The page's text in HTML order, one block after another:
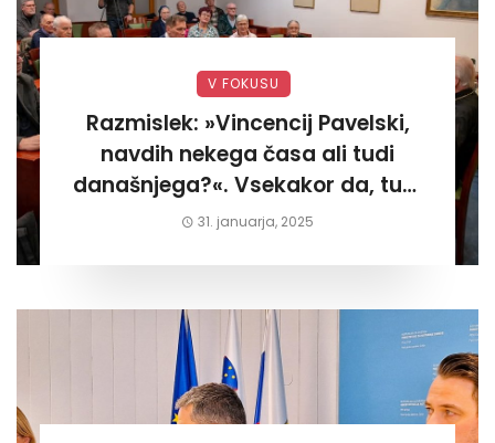
V FOKUSU
Razmislek: »Vincencij Pavelski,
navdih nekega časa ali tudi
današnjega?«. Vsekakor da, tudi
današnjega«
31. januarja, 2025